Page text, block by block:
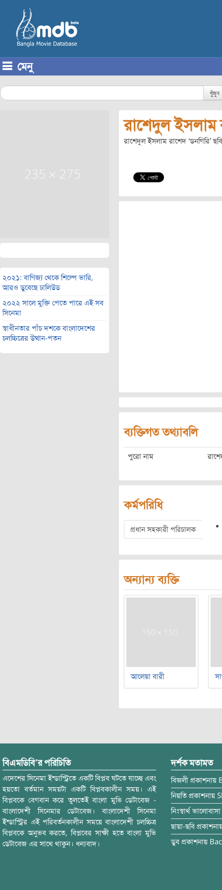
মেনু
খুঁজুন
২০২১: বাণিজ্য থেকে শিল্পে ভারি,
আরও ডুবেছে ঢালিউড
২০২২ সালে মুক্তি পেতে পারে এই সব
সিনেমা
স্বাধীনতার পাঁচ দশকে বাংলাদেশের
চলচ্চিত্রের উত্থান-পতন
রাশেদুল ইসলাম
রাশেদুল ইসলাম রাশেদ ‘ডনগিরি’
ব্যক্তিগত তথ্যাবলি
পুরো নাম
কর্মপরিধি
প্রধান সহকারী পরিচালক
অন্যান্য ব্যক্তি
আলেয়া বারী
বিএমডিবি’র পরিচিতি
এদেশের সিনেমা ইন্ডাস্ট্রিতে একটি বিপ্লব ঘটতে যাচ্ছে এবং
হয়তো বর্তমান সময়টা একটি বিপ্লবকালীন সময়। এই
বিপ্লবকে বেগবান করে তুলতেই বাংলা মুভি ডেটাবেজ -
বাংলাদেশী সিনেমার ডেটাবেজ। বাংলাদেশী সিনেমা
ইন্ডাস্ট্রির এই পরিবর্তনকালীন সময়ে বাংলাদেশী চলচ্চিত্র
বিপ্লবকে অনুভব করতে, বিপ্লবের সাক্ষী হতে বাংলা মুভি
ডেটাবেজ এর সাথে থাকুন। ধন্যবাদ।
দর্শক মতামত
বিজলী প্রকাশনায়
নিয়তি প্রকাশনায়
নিঃস্বার্থ ভালোবাসা
ছায়া-ছবি
ডুব প্রকাশনায়